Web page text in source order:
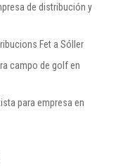
de distribución y
Fet a Sóller
campo de golf en
para empresa en